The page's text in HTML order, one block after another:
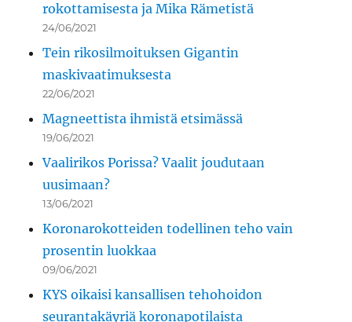
rokottamisesta ja Mika Rämetistä
24/06/2021
Tein rikosilmoituksen Gigantin
maskivaatimuksesta
22/06/2021
Magneettista ihmistä etsimässä
19/06/2021
Vaalirikos Porissa? Vaalit joudutaan
uusimaan?
13/06/2021
Koronarokotteiden todellinen teho vain
prosentin luokkaa
09/06/2021
KYS oikaisi kansallisen tehohoidon
seurantakäyriä koronapotilaista